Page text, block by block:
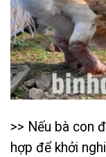
>> Nếu bà con
hợp để khởi